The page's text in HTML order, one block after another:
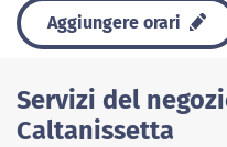
Aggiungere orari
Servizi del
Caltanissetta